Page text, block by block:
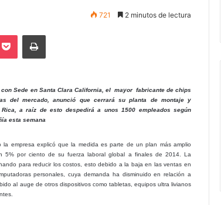
721 2 minutos de lectura
Pocket Imprimir
Sede en Santa Clara California, el mayor fabricante de chips
del mercado, anunció que cerrará su planta de montaje y
a raíz de esto despedirá a unos 1500 empleados según
esta semana
la empresa explicó que la medida es parte de un plan más amplio
5% por ciento de su fuerza laboral global a finales de 2014. La
para reducir los costos, esto debido a la baja en las ventas en
personales, cuya demanda ha disminuido en relación a
al auge de otros dispositivos como tabletas, equipos ultra livianos